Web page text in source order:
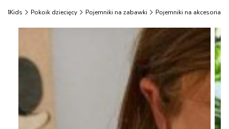
Pokoik dziecięcy Pojemniki na zabawki Pojemniki na akcesoria